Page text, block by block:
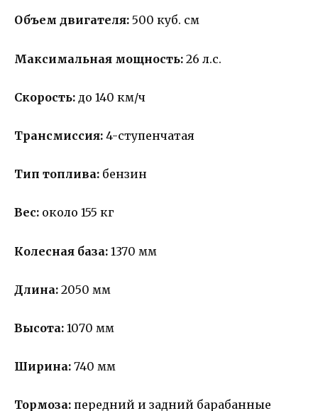
Объем двигателя: 500 куб. см
Максимальная мощность: 26 л.с.
Скорость: до 140 км/ч
Трансмиссия: 4-ступенчатая
Тип топлива: бензин
Вес: около 155 кг
Колесная база: 1370 мм
Длина: 2050 мм
Высота: 1070 мм
Ширина: 740 мм
Тормоза: передний и задний барабанные